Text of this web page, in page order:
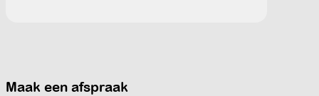
Maak een afspraak